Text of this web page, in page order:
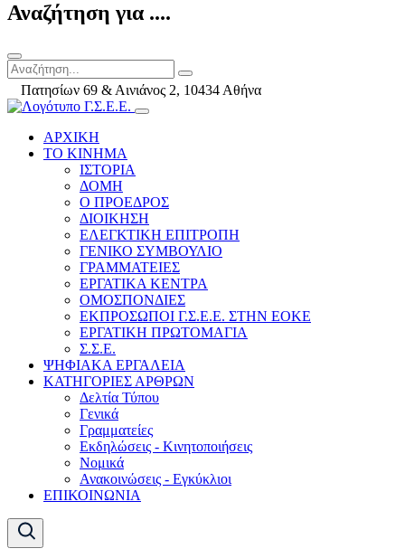
Αναζήτηση για ....
Πατησίων 69 & Αινιάνος 2, 10434 Αθήνα
ΑΡΧΙΚΗ
ΤΟ ΚΙΝΗΜΑ
ΙΣΤΟΡΙΑ
ΔΟΜΗ
Ο ΠΡΟΕΔΡΟΣ
ΔΙΟΙΚΗΣΗ
ΕΛΕΓΚΤΙΚΗ ΕΠΙΤΡΟΠΗ
ΓΕΝΙΚΟ ΣΥΜΒΟΥΛΙΟ
ΓΡΑΜΜΑΤΕΙΕΣ
ΕΡΓΑΤΙΚΑ ΚΕΝΤΡΑ
ΟΜΟΣΠΟΝΔΙΕΣ
ΕΚΠΡΟΣΩΠΟΙ Γ.Σ.Ε.Ε. ΣΤΗΝ ΕΟΚΕ
ΕΡΓΑΤΙΚΗ ΠΡΩΤΟΜΑΓΙΑ
Σ.Σ.Ε.
ΨΗΦΙΑΚΑ ΕΡΓΑΛΕΙΑ
ΚΑΤΗΓΟΡΙΕΣ ΑΡΘΡΩΝ
Δελτία Τύπου
Γενικά
Γραμματείες
Εκδηλώσεις - Κινητοποιήσεις
Νομικά
Ανακοινώσεις - Εγκύκλιοι
ΕΠΙΚΟΙΝΩΝΙΑ